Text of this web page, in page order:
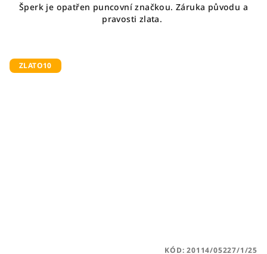
Šperk je opatřen puncovní značkou. Záruka původu a
pravosti zlata.
ZLATO10
KÓD:20114/05227/1/25